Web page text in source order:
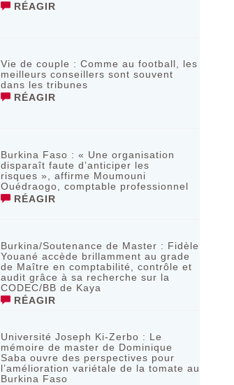
RÉAGIR
Vie de couple : Comme au football, les
meilleurs conseillers sont souvent
dans les tribunes
RÉAGIR
Burkina Faso : « Une organisation
disparaît faute d’anticiper les
risques », affirme Moumouni
Ouédraogo, comptable professionnel
RÉAGIR
Burkina/Soutenance de Master : Fidèle
Youané accède brillamment au grade
de Maître en comptabilité, contrôle et
audit grâce à sa recherche sur la
CODEC/BB de Kaya
RÉAGIR
Université Joseph Ki-Zerbo : Le
mémoire de master de Dominique
Saba ouvre des perspectives pour
l’amélioration variétale de la tomate au
Burkina Faso